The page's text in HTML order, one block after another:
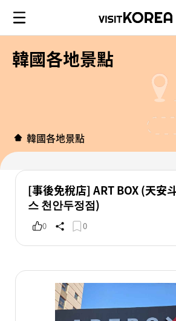
韓國各地景點
韓國各地景點
[事後免稅店] ART BOX (天安
스 천안두정점)
0 0